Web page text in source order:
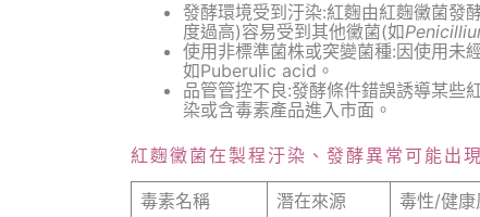
發酵環境受到汙染:紅麴由紅麴黴菌發
度過高)容易受到其他黴菌(如
使用非標準菌株或突變菌種:因使用未
如Puberulic acid。
品管管控不良:發酵條件錯誤誘導某些
染或含毒素產品進入市面。
紅麴黴菌在製程汙染、發酵異常可能出
毒素名稱 潛在來源 毒性/健康